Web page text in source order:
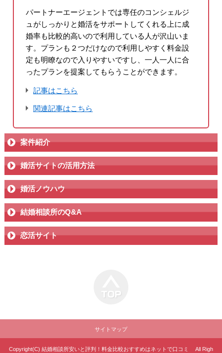
パートナーエージェントでは専任のコンシェルジ
ュがしっかりと婚活をサポートしてくれる上に成
婚率も比較的高いので利用している人が沢山いま
す。プランも２つだけなので利用しやすく料金設
定も明瞭なので入りやすいですし、一人一人に合
ったプランを提案してもらうことができます。
記事はこちら
関連記事はこちら
案件紹介
婚活サイトの活用方法
婚活ノウハウ
結婚相談所のQ&A
恋活サイト
サイトマップ
Copyright(C) 結婚相談所安いと評判！料金比較おすすめはネットで口コミ All Righ